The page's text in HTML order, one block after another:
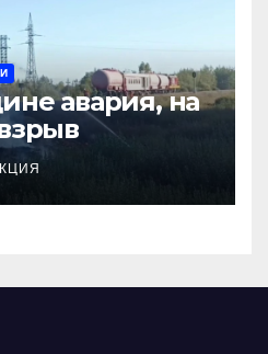
авария, на